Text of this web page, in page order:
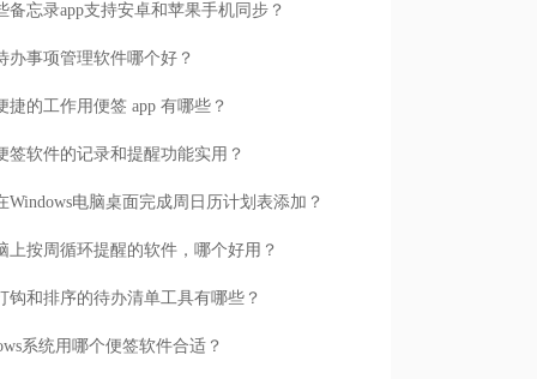
备忘录app支持安卓和苹果手机同步？
办事项管理软件哪个好？
捷的工作用便签 app 有哪些？
签软件的记录和提醒功能实用？
Windows电脑桌面完成周日历计划表添加？
上按周循环提醒的软件，哪个好用？
钩和排序的待办清单工具有哪些？
系统用哪个便签软件合适？